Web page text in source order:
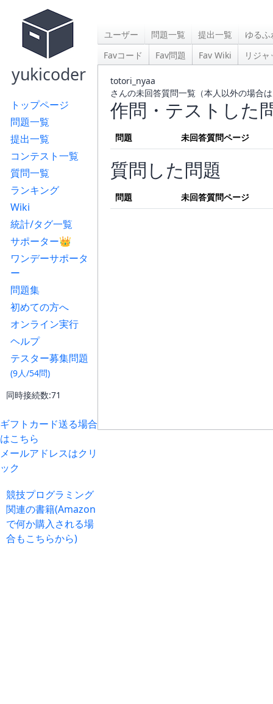
yukicoder
トップページ
問題一覧
提出一覧
コンテスト一覧
質問一覧
ランキング
Wiki
統計/タグ一覧
サポーター👑
ワンデーサポータ
ー
問題集
初めての方へ
オンライン実行
ヘルプ
テスター募集問題
(9人/54問)
同時接続数:71
ギフトカード送る場合
はこちら
メールアドレスはクリ
ック
競技プログラミング
関連の書籍(Amazon
で何か購入される場
合もこちらから)
ユーザー 問題一覧 提出一覧
ゆる
Favコード
Fav問題 Fav Wiki リジ
totori_nyaa
さんの未回答質問一覧（本人以外の場合
作問・テストした
問題 未回答質問ページ
質問した問題
問題 未回答質問ページ